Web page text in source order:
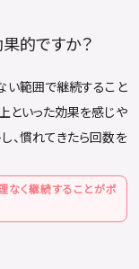
的ですか？
い範囲で継続すること
といった効果を感じや
、慣れてきたら回数を
なく継続することがポ